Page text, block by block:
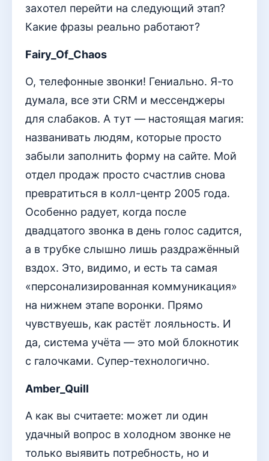
захотел перейти на следующий этап?
Какие фразы реально работают?
Fairy_Of_Chaos
О, телефонные звонки! Гениально. Я-то
думала, все эти CRM и мессенджеры
для слабаков. А тут — настоящая магия:
названивать людям, которые просто
забыли заполнить форму на сайте. Мой
отдел продаж просто счастлив снова
превратиться в колл-центр 2005 года.
Особенно радует, когда после
двадцатого звонка в день голос садится,
а в трубке слышно лишь раздражённый
вздох. Это, видимо, и есть та самая
«персонализированная коммуникация»
на нижнем этапе воронки. Прямо
чувствуешь, как растёт лояльность. И
да, система учёта — это мой блокнотик
с галочками. Супер-технологично.
Amber_Quill
А как вы считаете: может ли один
удачный вопрос в холодном звонке не
только выявить потребность, но и